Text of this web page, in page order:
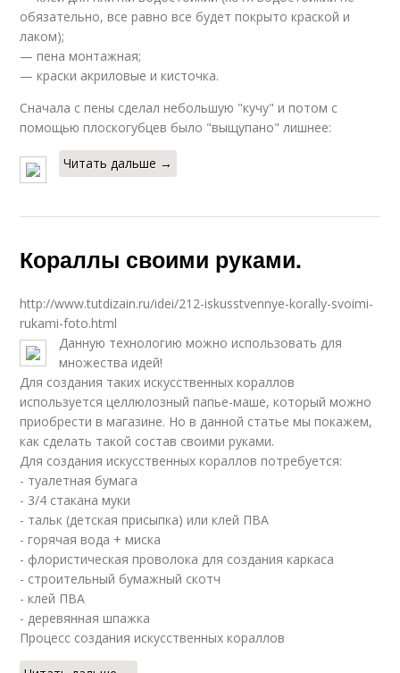
обязательно, все равно все будет покрыто краской и
лаком);
— пена монтажная;
— краски акриловые и кисточка.
Сначала с пены сделал небольшую "кучу" и потом с
помощью плоскогубцев было "выщупано" лишнее:
Читать дальше →
Кораллы своими руками.
http://www.tutdizain.ru/idei/212-iskusstvennye-korally-svoimi-
rukami-foto.html
Данную технологию можно использовать для
множества идей!
Для создания таких искусственных кораллов
используется целлюлозный папье-маше, который можно
приобрести в магазине. Но в данной статье мы покажем,
как сделать такой состав своими руками.
Для создания искусственных кораллов потребуется:
- туалетная бумага
- 3/4 стакана муки
- тальк (детская присыпка) или клей ПВА
- горячая вода + миска
- флористическая проволока для создания каркаса
- строительный бумажный скотч
- клей ПВА
- деревянная шпажка
Процесс создания искусственных кораллов